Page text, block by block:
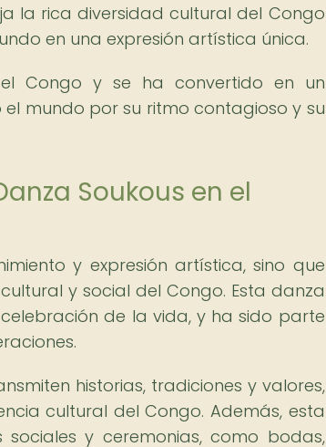
la rica diversidad cultural del Congo
en una expresión artística única.
Congo y se ha convertido en un
mundo por su ritmo contagioso y su
Soukous en el
y expresión artística, sino que
y social del Congo. Esta danza
de la vida, y ha sido parte
historias, tradiciones y valores,
cultural del Congo. Además, esta
y ceremonias, como bodas,